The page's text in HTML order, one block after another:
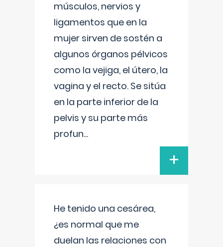
músculos, nervios y
ligamentos que en la
mujer sirven de sostén a
algunos órganos pélvicos
como la vejiga, el útero, la
vagina y el recto. Se sitúa
en la parte inferior de la
pelvis y su parte más
profun...
+
He tenido una cesárea,
¿es normal que me
duelan las relaciones con